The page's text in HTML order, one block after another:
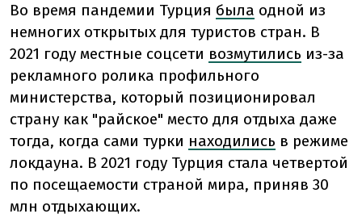
Во время пандемии Турция была одной из
немногих открытых для туристов стран. В
2021 году местные соцсети возмутились из-за
рекламного ролика профильного
министерства, который позиционировал
страну как "райское" место для отдыха даже
тогда, когда сами турки находились в режиме
локдауна. В 2021 году Турция стала четвертой
по посещаемости страной мира, приняв 30
млн отдыхающих.